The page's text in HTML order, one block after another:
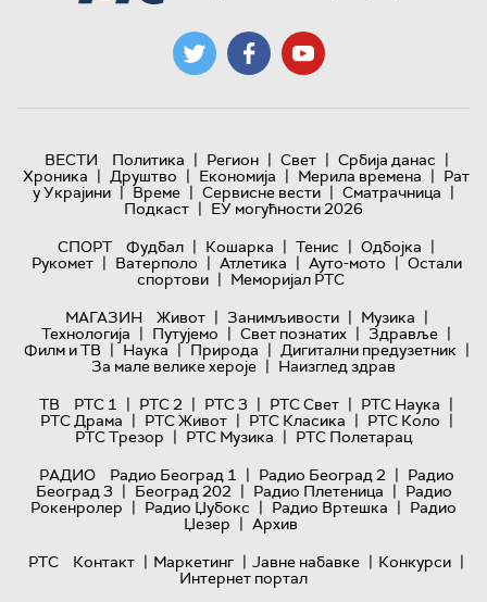
ВЕСТИ Политика | Регион | Свет | Србија данас |
Хроника | Друштво | Економија | Мерила времена | Рат
у Украјини | Време | Сервисне вести | Сматрачница |
Подкаст | ЕУ могућности 2026
СПОРТ
Фудбал | Кошарка | Тенис | Одбојка |
Рукомет | Ватерполо | Атлетика | Ауто-мото | Остали
спортови | Меморијал РТС
МАГАЗИН
Живот | Занимљивости | Музика |
Технологијa | Путујемо | Свет познатих | Здравље |
Филм и ТВ | Наука | Природа | Дигитални предузетник |
За мале велике хероје | Наизглед здрав
ТВ
РТС 1 | РТС 2 | РТС 3 | РТС Свет | РТС Наука |
РТС Драма | РТС Живот | РТС Класика | РТС Коло |
РТС Трезор | РТС Музика | РТС Полетарац
РАДИО
Радио Београд 1 | Радио Београд 2 | Радио
Београд 3 | Београд 202 | Радио Плетеница | Радио
Рокенролер | Радио Џубокс | Радио Вртешка | Радио
Џезер | Архив
РТС
Контакт | Маркетинг | Јавне набавке | Конкурси |
Интернет портал